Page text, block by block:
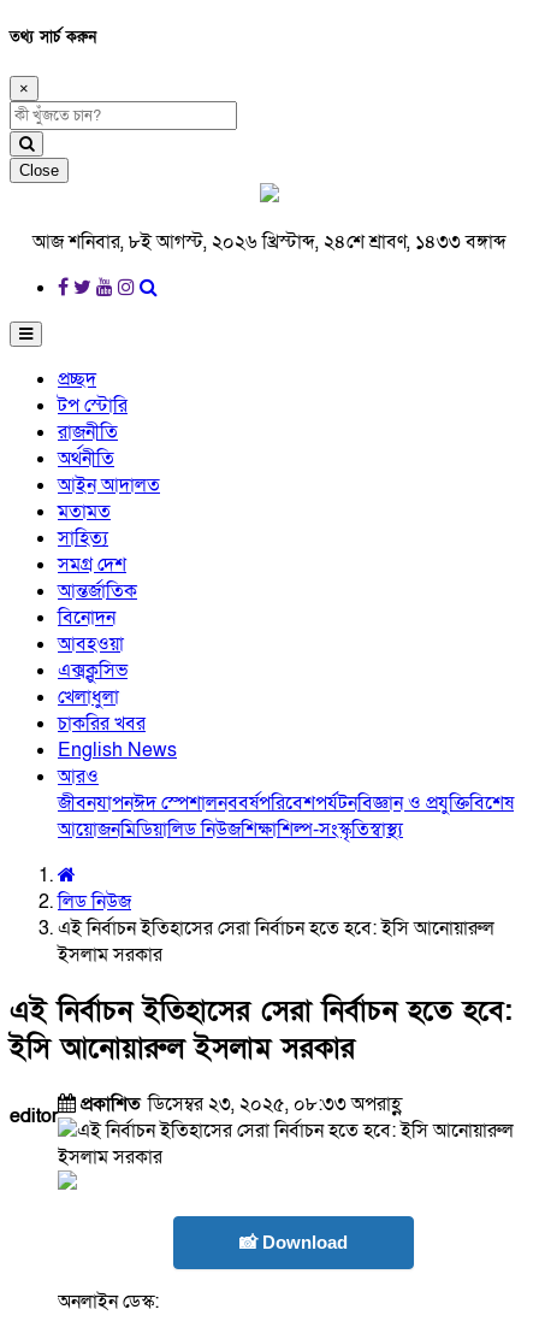
তথ্য সার্চ করুন
×
Close
আজ শনিবার, ৮ই আগস্ট, ২০২৬ খ্রিস্টাব্দ, ২৪শে শ্রাবণ, ১৪৩৩ বঙ্গাব্দ
প্রচ্ছদ
টপ স্টোরি
রাজনীতি
অর্থনীতি
আইন আদালত
মতামত
সাহিত্য
সমগ্র দেশ
আন্তর্জাতিক
বিনোদন
আবহওয়া
এক্সক্লুসিভ
খেলাধুলা
চাকরির খবর
English News
আরও
জীবনযাপনঈদ স্পেশালনববর্ষপরিবেশপর্যটনবিজ্ঞান ও প্রযুক্তিবিশেষ
আয়োজনমিডিয়ালিড নিউজশিক্ষাশিল্প-সংস্কৃতিস্বাস্থ্য
লিড নিউজ
এই নির্বাচন ইতিহাসের সেরা নির্বাচন হতে হবে: ইসি আনোয়ারুল
ইসলাম সরকার
এই নির্বাচন ইতিহাসের সেরা নির্বাচন হতে হবে:
ইসি আনোয়ারুল ইসলাম সরকার
editor প্রকাশিতডিসেম্বর ২৩, ২০২৫, ০৮:৩৩ অপরাহ্ণ
📸 Download
অনলাইন ডেস্ক: